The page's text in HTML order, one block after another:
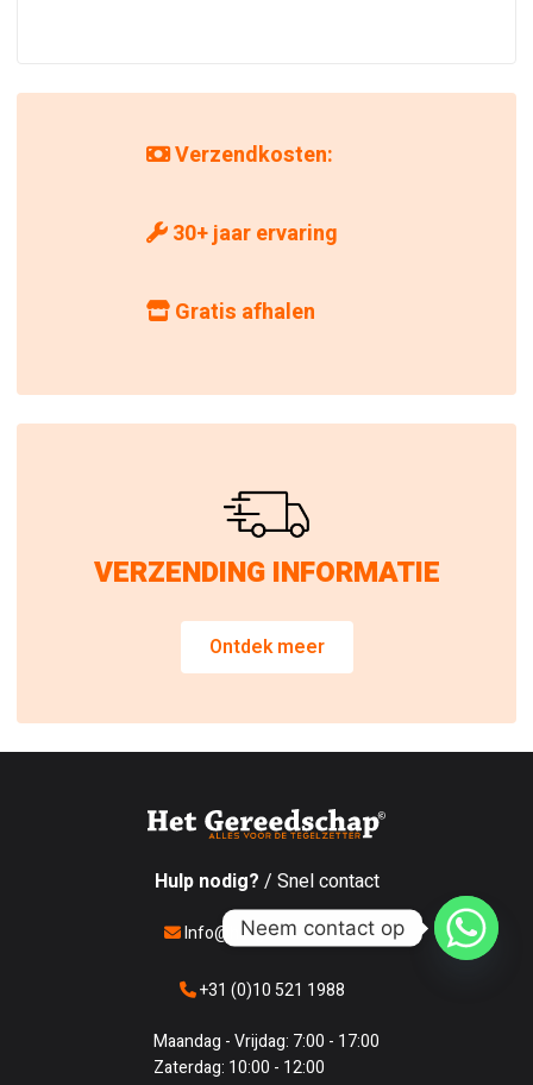
Verzendkosten:
30+ jaar ervaring
Gratis afhalen
VERZENDING INFORMATIE
Ontdek meer
Hulp nodig? / Snel contact
Info@hetgereedschap.nl
+31 (0)10 521 1988
Maandag - Vrijdag: 7:00 - 17:00
Zaterdag: 10:00 - 12:00
Neem contact op